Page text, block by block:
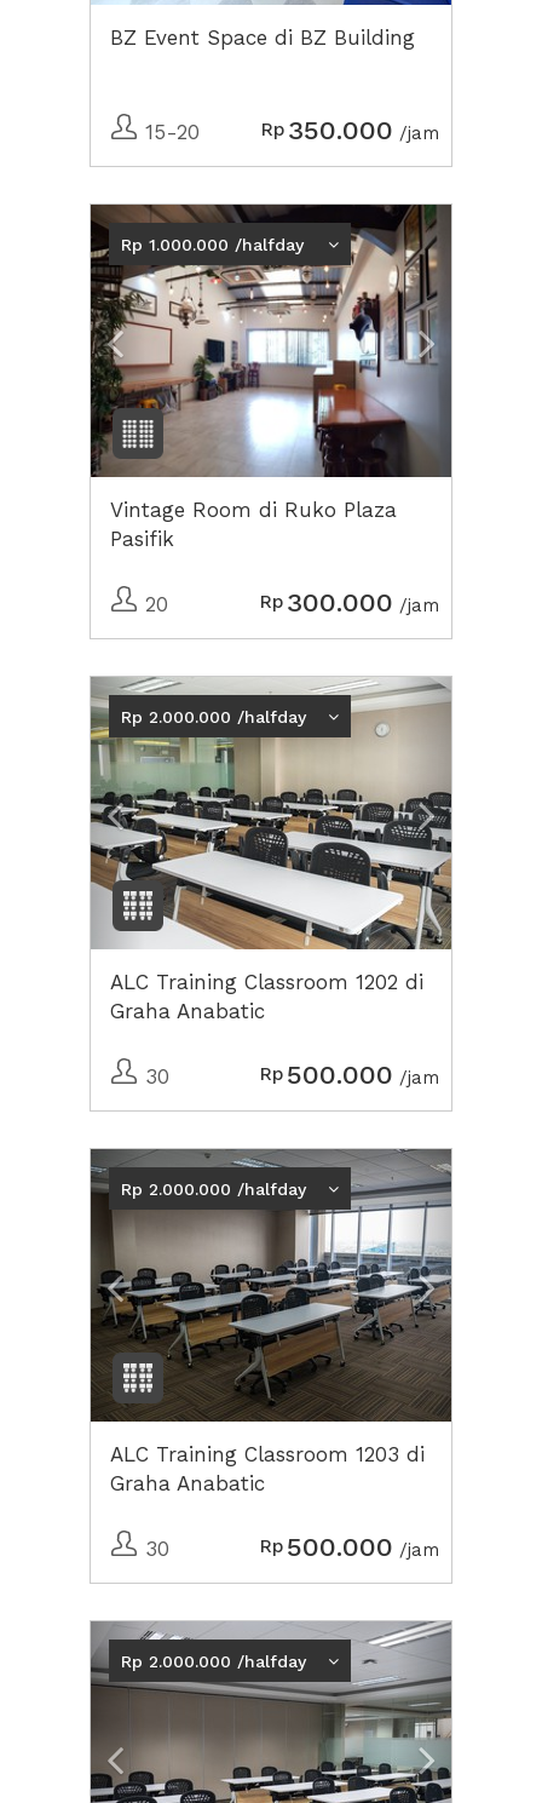
BZ Event Space di BZ Building
15-20 Rp 350.000 /jam
Previous Next2
Rp 1.000.000 /halfday
Vintage Room di Ruko Plaza
Pasifik
20 Rp 300.000 /jam
Previous Next2
Rp 2.000.000 /halfday
ALC Training Classroom 1202 di
Graha Anabatic
30 Rp 500.000 /jam
Previous Next2
Rp 2.000.000 /halfday
ALC Training Classroom 1203 di
Graha Anabatic
30 Rp 500.000 /jam
Previous Next2
Rp 2.000.000 /halfday